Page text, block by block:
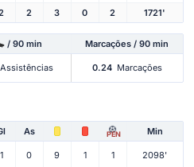
2 3 0 2 1721'
/ 90 min Marcações / 90 min
Assistências 0.24 Marcações
As PEN Min
1 0 9 1 1 2098'